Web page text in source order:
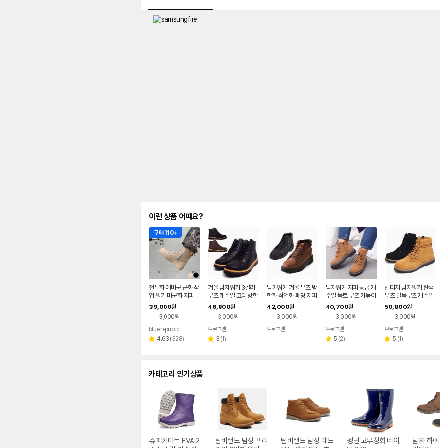
이런 상품 어때요?
구매 110+
전투화 예비군 군화 작
업 워커 미군화 지퍼
39,000원
3,000원
blue republic
별 4.63 리
(328)
겨울 남자워커 3컬러
부츠 캐주얼 코디 방한
슈즈 데일리 캠핑 여행
3.2cm
46,800원
3,000원
브로그맨
별 3 리
(1)
남자워커 겨울 부츠 방
한화 작업화 패딩 지퍼
따뜻한 털 통굽 키높이
5cm
42,000원
3,000원
브로그맨
남자워커 지퍼 통굽 캐
주얼 목토 부츠 키높이
4.5cm
40,700원
3,000원
브로그맨
별 5 리
(2)
빈티지 남자워커 탄색
부츠 발목부츠 캐주얼
화 군화 겨울 방한 3.5
cm
50,800원
3,000원
브로그맨
별 5 리
(1)
카테고리 인기상품
슈퍼카미트 EVA 2
팀버랜드 남성 프리
팀버랜드 남성 레드
펭귄 고무장화 네이
남자 하